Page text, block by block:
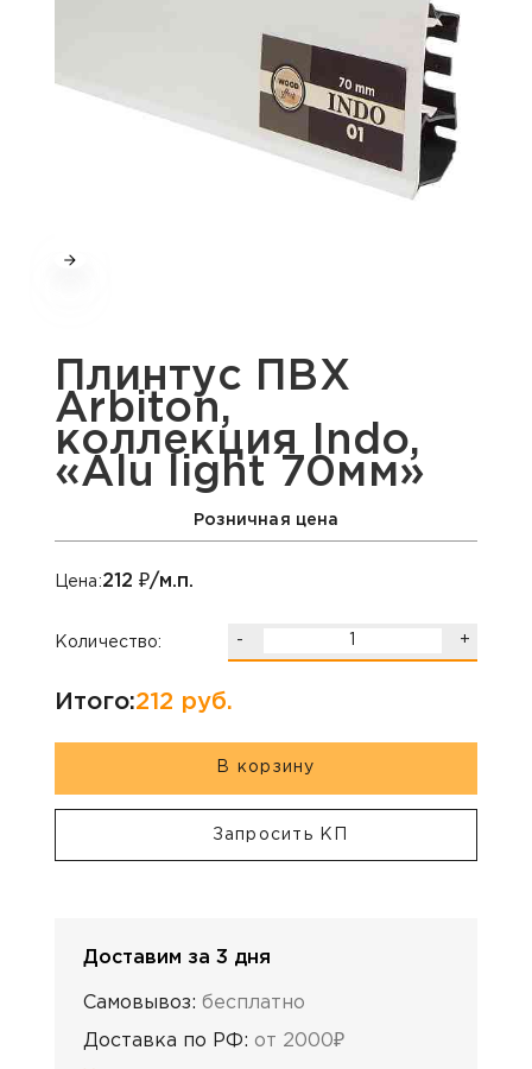
Плинтус ПВХ
Arbiton,
коллекция Indo,
«Alu light 70мм»
Розничная цена
Цена:212 ₽/м.п.
Количество: - +
Итого:212 руб.
В корзину
Запросить КП
Доставим за 3 дня
Самовывоз: бесплатно
Доставка по РФ: от 2000₽